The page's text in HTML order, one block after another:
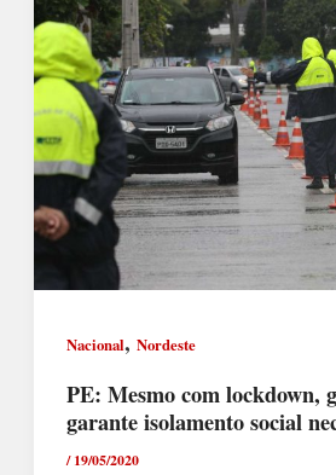
Nacional, Nordeste
PE: Mesmo com lockdown,
garante isolamento social
/19/05/2020